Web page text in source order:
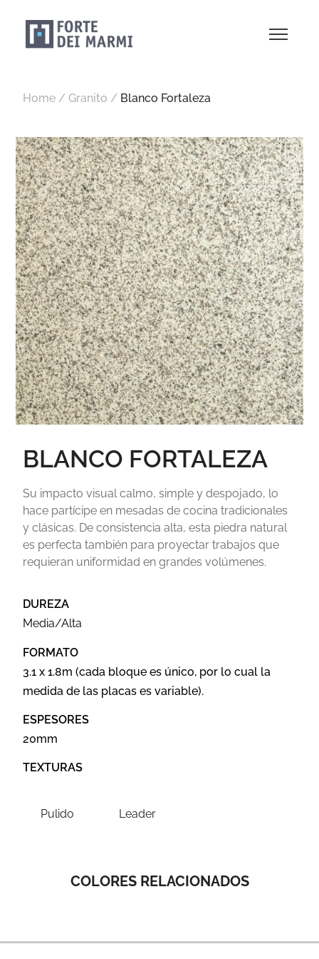
Home /Granito / Blanco Fortaleza
BLANCO FORTALEZA
Su impacto visual calmo, simple y despojado, lo
hace partícipe en mesadas de cocina tradicionales
y clásicas. De consistencia alta, esta piedra natural
es perfecta también para proyectar trabajos que
requieran uniformidad en grandes volúmenes.
DUREZA
Media/Alta
FORMATO
3.1 x 1.8m (cada bloque es único, por lo cual la
medida de las placas es variable).
ESPESORES
20mm
TEXTURAS
Pulido Leader
COLORES RELACIONADOS